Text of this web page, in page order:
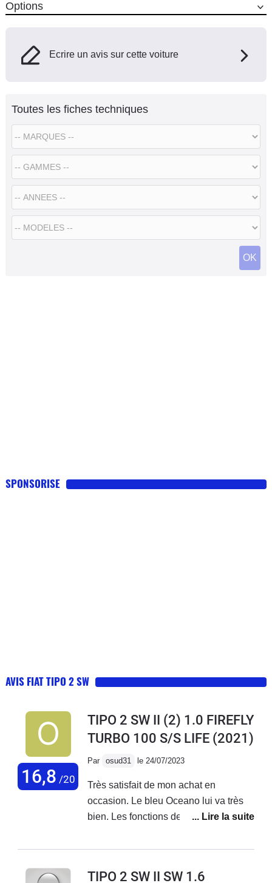
Options
Ecrire un avis sur cette voiture
Toutes les fiches techniques
SPONSORISE
AVIS FIAT TIPO 2 SW
16,8 /20
TIPO 2 SW II (2) 1.0 FIREFLY
TURBO 100 S/S LIFE (2021)
Par osud31 le 24/07/2023
Très satisfait de mon achat en
occasion. Le bleu Oceano lui va très
bien. Les fonctions de l'écran sont très
Tomtom, bluetooth, maintien de
panneaux etc... et surtout pas de sous-
TIPO 2 SW II SW 1.6